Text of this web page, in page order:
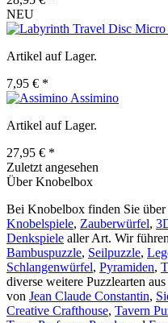
NEU
Artikel auf Lager.
7,95 € *
Assimino
Artikel auf Lager.
27,95 € *
Zuletzt angesehen
Über Knobelbox
Bei Knobelbox finden Sie über
Knobelspiele, Zauberwürfel,
Denkspiele aller Art. Wir führen
Bambuspuzzle, Seilpuzzle,
Schlangenwürfel, Pyramiden,
diverse weitere Puzzlearten
von Jean Claude Constantin,
Creative Crafthouse, Tavern